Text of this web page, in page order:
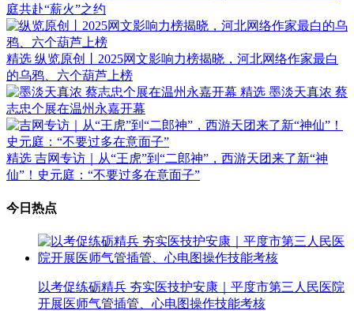
庭共赴“薪火”之约
精选 纵览原创丨2025网文影响力榜揭晓，河北网络作家最白
的乌鸦、六个葫芦上榜
精选 墨淡天真浓 蔡
志忠个展在温州永嘉开幕
精选 吉网专访｜从“王虎”到“二郎神”，西游天团来了新“神
仙”！史元庭：“不要过多在意面子”
今日热点
以考促练砺精兵 夯实医技护安康｜平度市第三人民医院
开展医师气管插管、心电图操作技能考核